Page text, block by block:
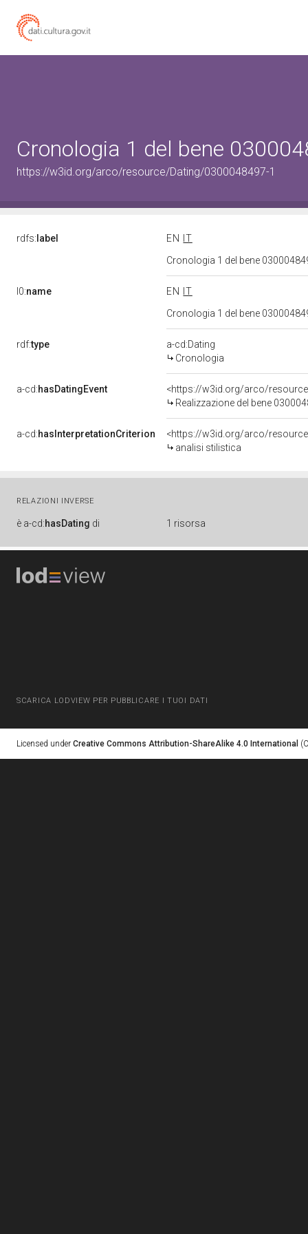
Cronologia 1 del bene
https://w3id.org/arco/resource/Dating/0300048497-1
rdfs: label EN
IT
Cronologia 1 del bene
l0:name EN
IT
Cronologia 1 del bene
rdf:type
a-cd:Dating
Cronologia
a-cd:hasDatingEvent
<https://w3id.org/arco/
Realizzazione del bene
a-cd:hasInterpretationCriterion
<https://w3id.org/arco/
analisi stilistica
RELAZIONI INVERSE
è a-cd:hasDating di 1 risorsa
SCARICA LODVIEW PER PUBBLICARE I TUOI DATI
Licensed under Creative Commons Attribution-ShareAlike 4.0 International